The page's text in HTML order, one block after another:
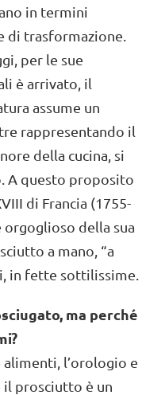
in termini
di trasformazione.
per le sue
è arrivato, il
assume un
rappresentando il
della cucina, si
A questo proposito
di Francia (1755-
della sua
a mano, “a
in fette sottilissime.
ma perché
l’orologio e
il prosciutto è un